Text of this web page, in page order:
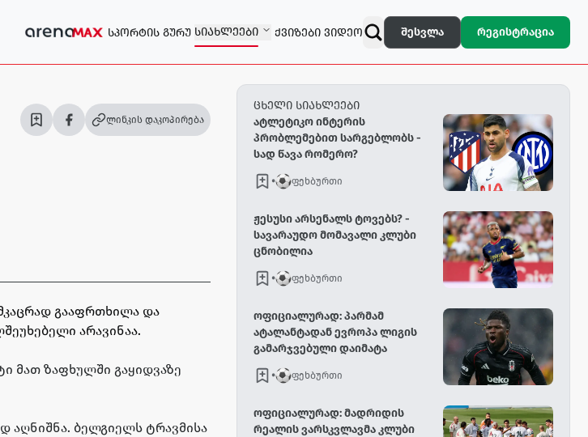
ᲡᲞᲝᲠᲢᲘᲡ ᲒᲣᲠᲣ ᲡᲘᲐᲮᲚᲔᲔᲑᲘ ᲥᲕᲘᲖᲔᲑᲘ ᲕᲘᲓᲔᲝ შესვლა რეგისტრაცია
ლინკის დაკოპირება
გააფრთხილა და
არავინაა.
მათ ზაფხულში გაყიდვაზე
აღნიშნა. ბელგიელს ტრავმისა
ცხელი სიახლეები
ატლეტიკო ინტერის
პრობლემებით სარგებლობს -
სად წავა რომერო?
• ფეხბურთი
ჟესუსი არსენალს ტოვებს? -
სავარაუდო მომავალი კლუბი
ცნობილია
• ფეხბურთი
ოფიციალურად: პარმამ
ატალანტადან ევროპა ლიგის
გამარჯვებული დაიმატა
• ფეხბურთი
ოფიციალურად: მადრიდის
რეალის ვარსკვლავმა კლუბი